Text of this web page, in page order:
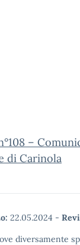
–
di Carinola
22.05.2024 -
diversamente